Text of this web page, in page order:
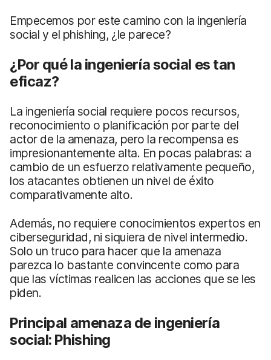
Empecemos por este camino con la ingeniería
social y el phishing, ¿le parece?
¿Por qué la ingeniería social es tan
eficaz?
La ingeniería social requiere pocos recursos,
reconocimiento o planificación por parte del
actor de la amenaza, pero la recompensa es
impresionantemente alta. En pocas palabras: a
cambio de un esfuerzo relativamente pequeño,
los atacantes obtienen un nivel de éxito
comparativamente alto.
Además, no requiere conocimientos expertos en
ciberseguridad, ni siquiera de nivel intermedio.
Solo un truco para hacer que la amenaza
parezca lo bastante convincente como para
que las víctimas realicen las acciones que se les
piden.
Principal amenaza de ingeniería
social: Phishing